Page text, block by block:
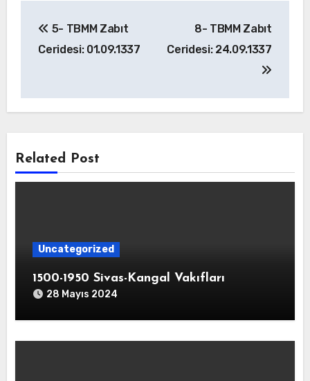
gezinmesi
5- TBMM Zabıt
Ceridesi: 01.09.1337
8- TBMM Zabıt
Ceridesi: 24.09.1337
Related Post
Uncategorized
1500-1950 Sivas-Kangal Vakıfları
28 Mayıs 2024